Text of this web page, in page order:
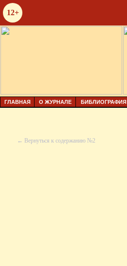
12+
ГЛАВНАЯ О ЖУРНАЛЕ БИБЛИОГРАФИЯ
← Вернуться к содержанию №2